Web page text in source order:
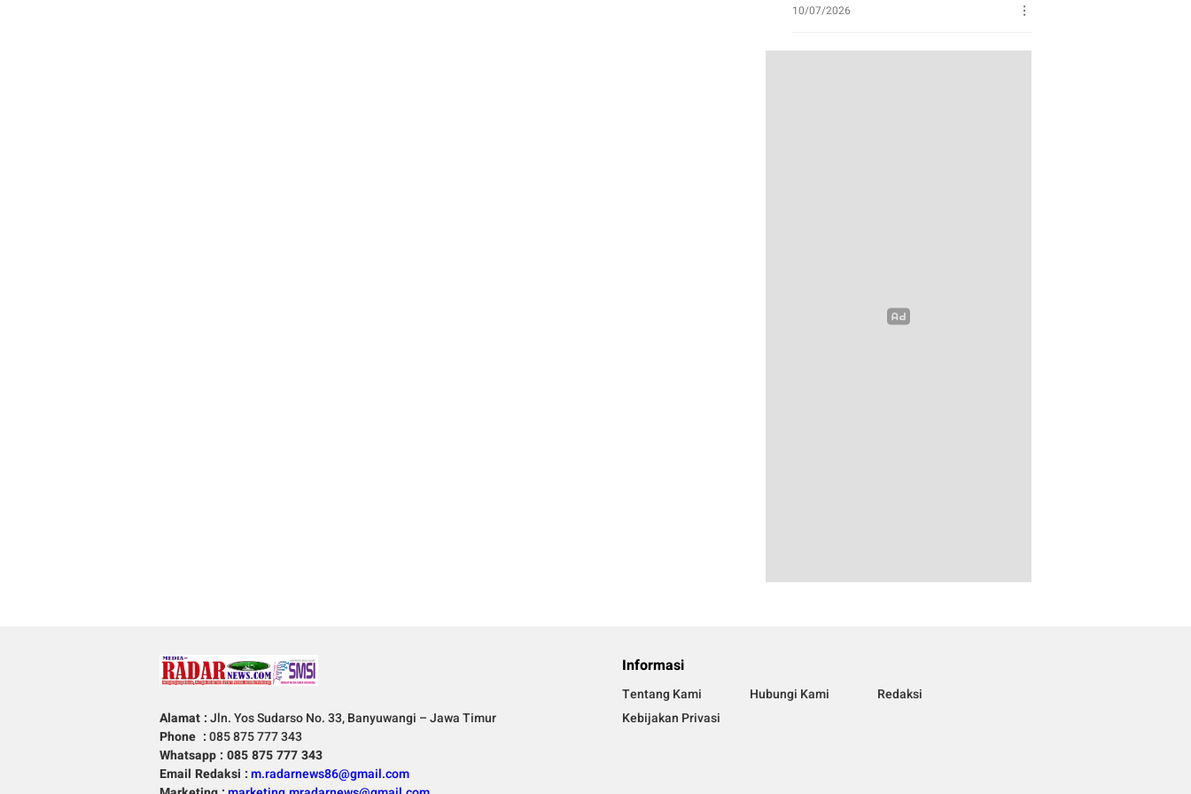
10/07/2026
Alamat :Jln. Yos Sudarso No. 33, Banyuwangi – Jawa Timur
Phone :085 875 777 343
Whatsapp : 085 875 777 343
Email Redaksi :m.radarnews86@gmail.com
Informasi
Tentang Kami Hubungi Kami
Redaksi
Kebijakan Privasi